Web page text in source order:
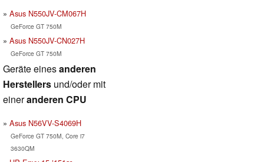
Asus N550JV-CM067H
GeForce GT 750M
Asus N550JV-CN027H
GeForce GT 750M
Geräte einesanderen
Herstellers und/oder mit
eineranderen CPU
Asus N56VV-S4069H
GeForce GT 750M, Core i7
3630QM